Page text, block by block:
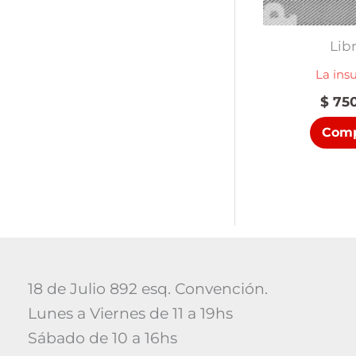
La
$
18 de Julio 892 esq. Convención.
Lunes a Viernes de 11 a 19hs
Sábado de 10 a 16hs